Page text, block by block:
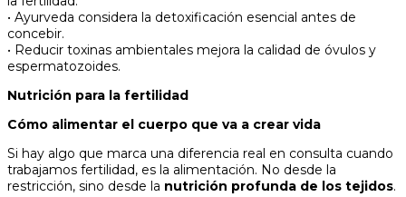
• Ayurveda considera la detoxificación esencial antes de
concebir.
• Reducir toxinas ambientales mejora la calidad de óvulos y
espermatozoides.
Nutrición para la fertilidad
Cómo alimentar el cuerpo que va a crear vida
Si hay algo que marca una diferencia real en consulta cuando
trabajamos fertilidad, es la alimentación. No desde la
restricción, sino desde la nutrición profunda de los tejidos.